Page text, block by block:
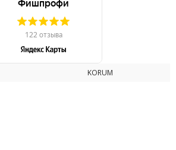
KORUM